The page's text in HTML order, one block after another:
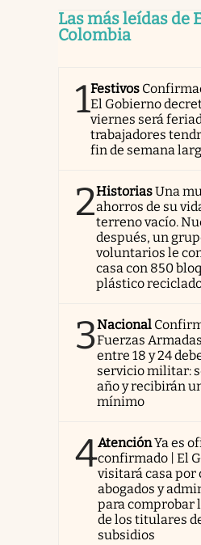
Las más leídas de
Colombia
1Festivos
El Gobierno
viernes será
trabajadores
fin de semana
2HistoriasUna
ahorros de su
terreno vacío.
después, un
voluntarios le
casa con 850
plástico
3Nacional
Fuerzas
entre 18 y 24
servicio militar:
año y recibirán
mínimo
4AtenciónYa es
confirmado | El
visitará casa por
abogados y
para comprobar
de los titulares
subsidios